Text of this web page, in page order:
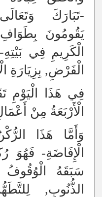
-تَبَارَكَ
يَقُومُونَ بِطَوَافِ
الْكَرِيمِ فِي
الْفَرْضِ, بِزِيَارَةِ
فِي هَذَا الْيَوْمِ
الْأَرْبَعَةُ مِنْ
وَأَمَّا هَذَا
الْإِفَاضَةِ- فَهُوَ
سَبَقَهُ الْوُقُوفُ
الذُّنُوبِ,